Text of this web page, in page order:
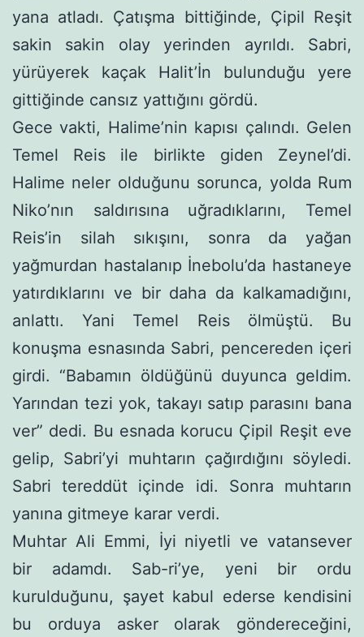
yana atladı. Çatışma bittiğinde, Çipil Reşit
sakin sakin olay yerinden ayrıldı. Sabri,
yürüyerek kaçak Halit’İn bulunduğu yere
gittiğinde cansız yattığını gördü.
Gece vakti, Halime’nin kapısı çalındı. Gelen
Temel Reis ile birlikte giden Zeynel’di.
Halime neler olduğunu sorunca, yolda Rum
Niko’nın saldırısına uğradıklarını, Temel
Reis’in silah sıkışı­nı, sonra da yağan
yağmurdan hastalanıp İnebolu’da hastaneye
yatırdıklarını ve bir daha da kalkamadığını,
anlattı. Yani Temel Reis ölmüştü. Bu
konuşma esnasında Sabri, pencereden içeri
gir­di. “Babamın öldüğünü duyunca geldim.
Yarından tezi yok, takayı satıp parasını bana
ver” dedi. Bu esnada korucu Çipil Reşit eve
gelip, Sabri’yi muhtarın çağırdığını söyledi.
Sabri tereddüt içinde idi. Sonra muhtarın
yanına gitmeye karar verdi.
Muhtar Ali Emmi, İyi niyetli ve vatansever
bir adamdı. Sab-ri’ye, yeni bir ordu
kurulduğunu, şayet kabul ederse kendisini
bu ordu­ya asker olarak göndereceğini,